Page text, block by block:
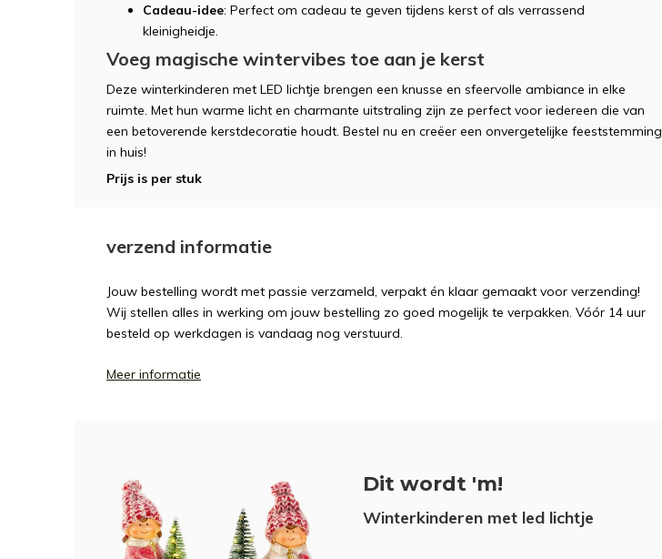
Cadeau-idee: Perfect om cadeau te geven tijdens kerst of als verrassend
kleinigheidje.
Voeg magische wintervibes toe aan je kerst
Deze winterkinderen met LED lichtje brengen een knusse en sfeervolle ambiance in elke
ruimte. Met hun warme licht en charmante uitstraling zijn ze perfect voor iedereen die van
een betoverende kerstdecoratie houdt. Bestel nu en creëer een onvergetelijke feeststemming
in huis!
Prijs is per stuk
verzend informatie
Jouw bestelling wordt met passie verzameld, verpakt én klaar gemaakt voor verzending!
Wij stellen alles in werking om jouw bestelling zo goed mogelijk te verpakken. Vóór 14 uur
besteld op werkdagen is vandaag nog verstuurd.
Meer informatie
Dit wordt 'm!
Winterkinderen met led lichtje